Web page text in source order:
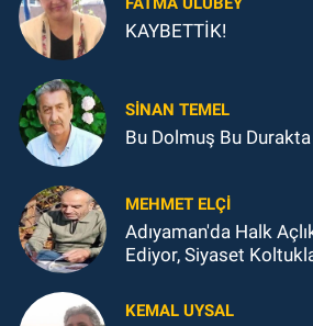
KAYBETTİK!
SINAN TEMEL
Bu Dolmuş Bu
MEHMET ELÇI
Adıyaman'da Halk
Ediyor, Siyaset
KEMAL UYSAL